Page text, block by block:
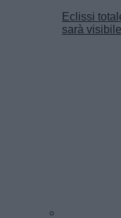
Eclissi
sarà visibile